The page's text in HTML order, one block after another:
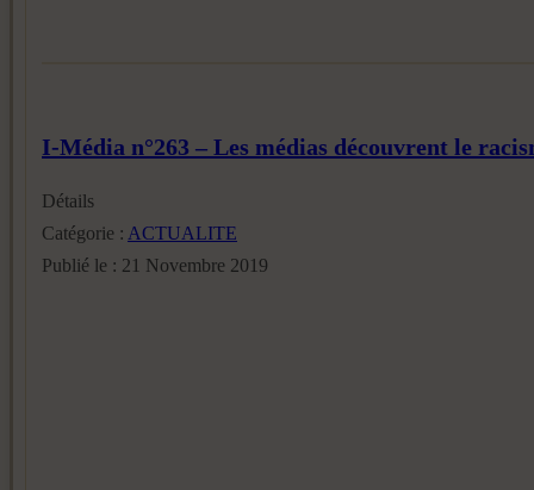
I-Média n°263 – Les médias découvrent le
Détails
Catégorie : ACTUALITE
Publié le : 21 Novembre 2019